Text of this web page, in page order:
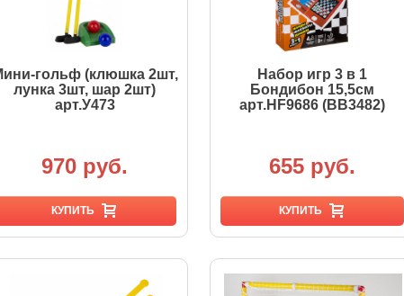
гольф (клюшка 2шт,
лунка 3шт, шар 2шт)
арт.У473
970 руб.
КУПИТЬ
Набор игр 3 в 1
Бондибон 15,5см
арт.HF9686 (ВВ3482)
655 руб.
КУПИТЬ